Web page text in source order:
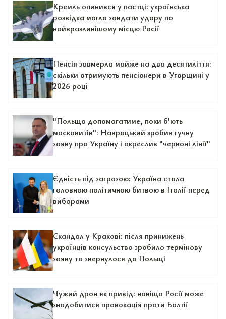
Кремль опинився у пастці: українська
розвідка могла завдати удару по
найвразливішому місцю Росії
Пенсія завмерла майже на два десятиліття:
скільки отримують пенсіонери в Угорщині у
2026 році
"Польща допомагатиме, поки б'ють
московитів": Навроцький зробив гучну
заяву про Україну і окреслив "червоні лінії"
Єдність під загрозою: Україна стала
головною політичною битвою в Італії перед
виборами
Скандал у Кракові: після принижень
українців консульство зробило термінову
заяву та звернулося до Польщі
Чужий дрон як привід: навіщо Росії може
знадобитися провокація проти Балтії